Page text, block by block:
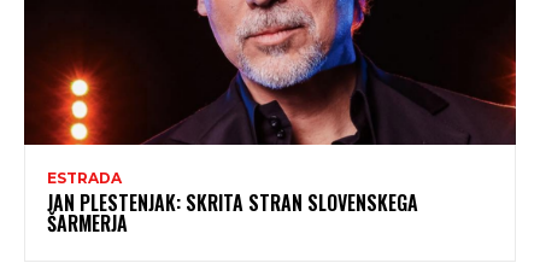
ESTRADA
JAN PLESTENJAK: SKRITA STRAN SLOVENSKEGA
ŠARMERJA